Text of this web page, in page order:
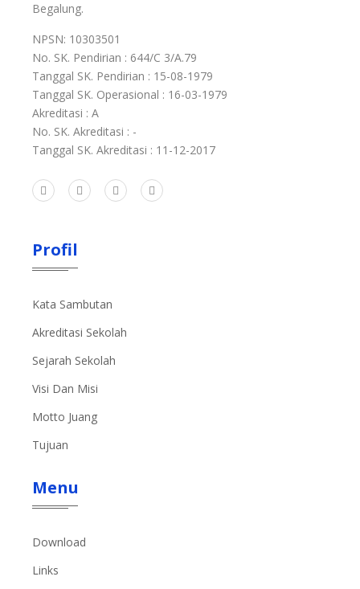
Begalung.
NPSN: 10303501
No. SK. Pendirian : 644/C 3/A.79
Tanggal SK. Pendirian : 15-08-1979
Tanggal SK. Operasional : 16-03-1979
Akreditasi : A
No. SK. Akreditasi : -
Tanggal SK. Akreditasi : 11-12-2017
Profil
Kata Sambutan
Akreditasi Sekolah
Sejarah Sekolah
Visi Dan Misi
Motto Juang
Tujuan
Menu
Download
Links